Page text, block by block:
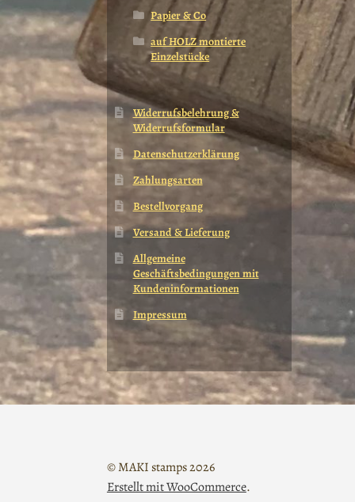
Papier & Co
auf HOLZ montierte
Einzelstücke
Widerrufsbelehrung &
Widerrufsformular
Datenschutzerklärung
Zahlungsarten
Bestellvorgang
Versand & Lieferung
Allgemeine
Geschäftsbedingungen mit
Kundeninformationen
Impressum
© MAKI stamps 2026
Erstellt mit WooCommerce.